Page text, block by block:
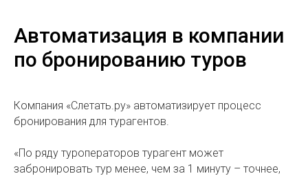
Автоматизация в компании
по бронированию туров
Компания «Слетать.ру» автоматизирует процесс
бронирования для турагентов.
«По ряду туроператоров турагент может
забронировать тур менее, чем за 1 минуту – точнее,